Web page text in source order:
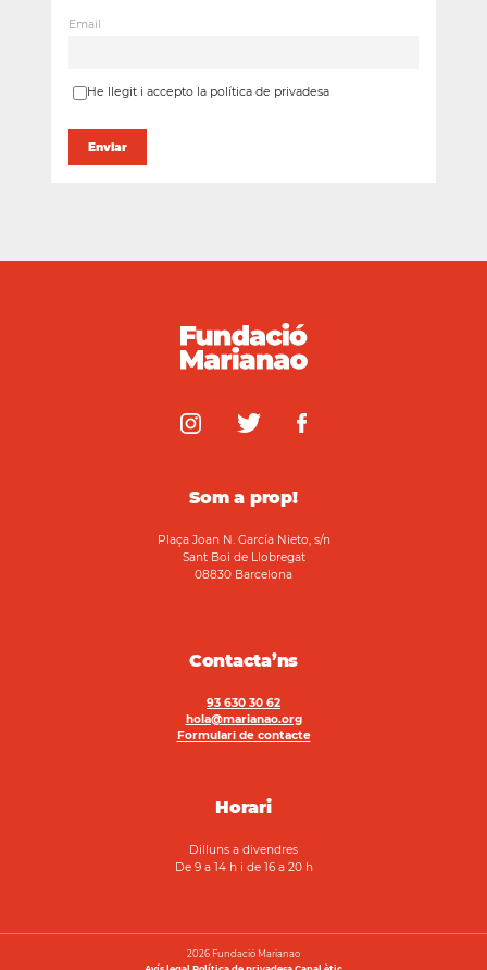
Email
He llegit i accepto la política de privadesa
Som a prop!
Plaça Joan N. García Nieto, s/n
Sant Boi de Llobregat
08830 Barcelona
Contacta’ns
93 630 30 62
hola@marianao.org
Formulari de contacte
Horari
Dilluns a divendres
De 9 a 14 h i de 16 a 20 h
2026 Fundació Marianao